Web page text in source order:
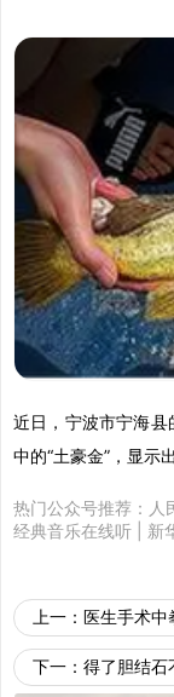
近日，宁波市宁海
中的“土豪金”，显示
热门公众号推荐： 人
经典音乐在线听
新
上一： 医生手术中
下一： 得了胆结石